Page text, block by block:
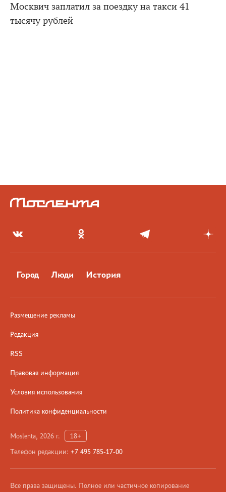
Москвич заплатил за поездку на такси 41
тысячу рублей
Город Люди История
Размещение рекламы
Редакция
RSS
Правовая информация
Условия использования
Политика конфиденциальности
Moslenta, 2026 г.
18+
Телефон редакции: +7 495 785-17-00
Все права защищены. Полное или частичное копирование